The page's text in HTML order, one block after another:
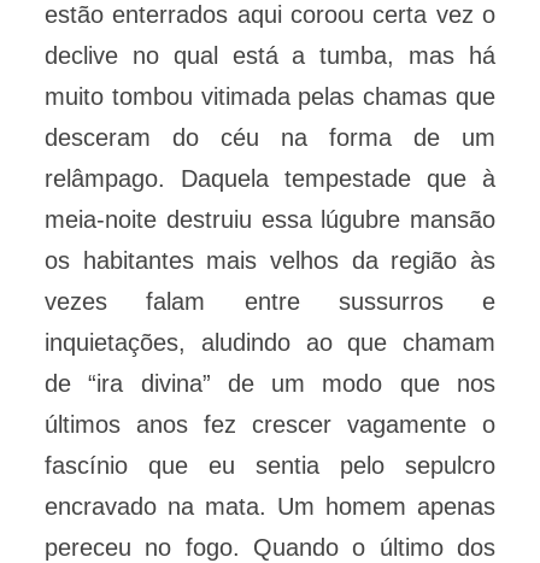
estão enterrados aqui coroou certa vez o
declive no qual está a tumba, mas há
muito tombou vitimada pelas chamas que
desceram do céu na forma de um
relâmpago. Daquela tempestade que à
meia-noite destruiu essa lúgubre mansão
os habitantes mais velhos da região às
vezes falam entre sussurros e
inquietações, aludindo ao que chamam
de “ira divina” de um modo que nos
últimos anos fez crescer vagamente o
fascínio que eu sentia pelo sepulcro
encravado na mata. Um homem apenas
pereceu no fogo. Quando o último dos